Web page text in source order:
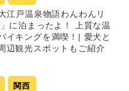
江戸温泉物語わんわんリ
に泊まったよ！ 上質な温
イキングを満喫！| 愛犬と
辺観光スポットもご紹介
関西